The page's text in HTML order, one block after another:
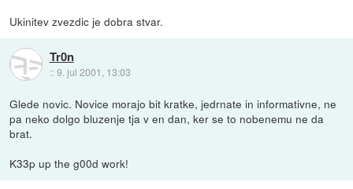
Ukinitev zvezdic je dobra stvar.
Tr0n
::9. jul 2001, 13:03
Glede novic. Novice morajo bit kratke, jedrnate in informativne, ne
pa neko dolgo bluzenje tja v en dan, ker se to nobenemu ne da
brat.
K33p up the g00d work!